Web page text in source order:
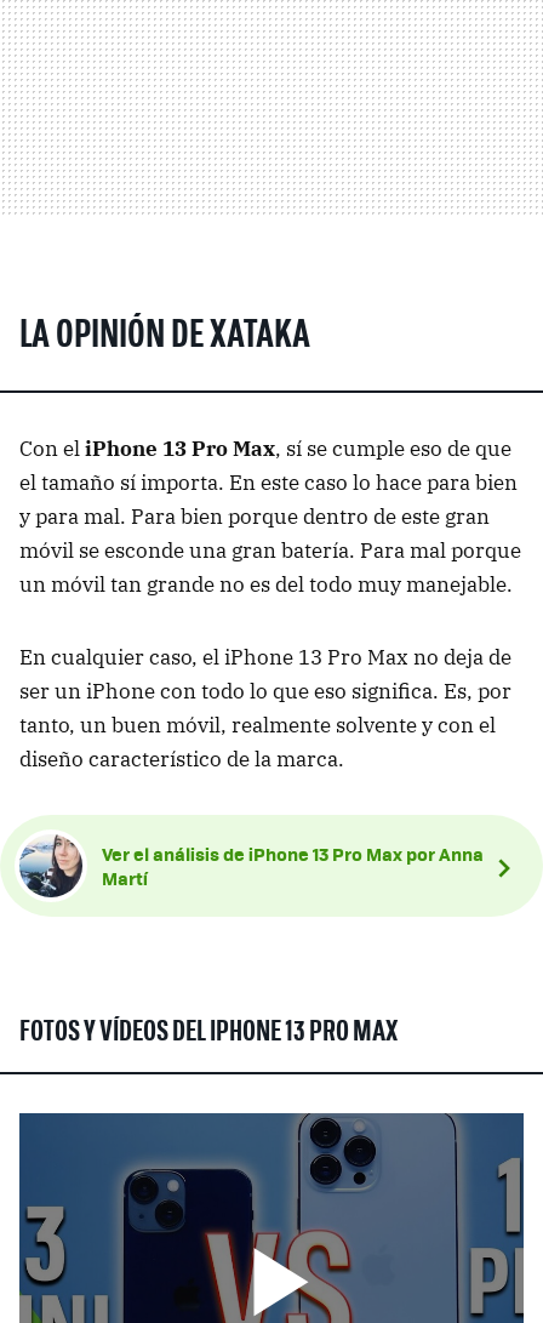
LA OPINIÓN DE XATAKA
Con eliPhone 13 Pro Max, sí se cumple eso de que
el tamaño sí importa. En este caso lo hace para bien
y para mal. Para bien porque dentro de este gran
móvil se esconde una gran batería. Para mal porque
un móvil tan grande no es del todo muy manejable.
En cualquier caso, el iPhone 13 Pro Max no deja de
ser un iPhone con todo lo que eso significa. Es, por
tanto, un buen móvil, realmente solvente y con el
diseño característico de la marca.
Ver el análisis de iPhone 13 Pro Max por Anna
Martí
FOTOS Y VÍDEOS DEL IPHONE 13 PRO MAX